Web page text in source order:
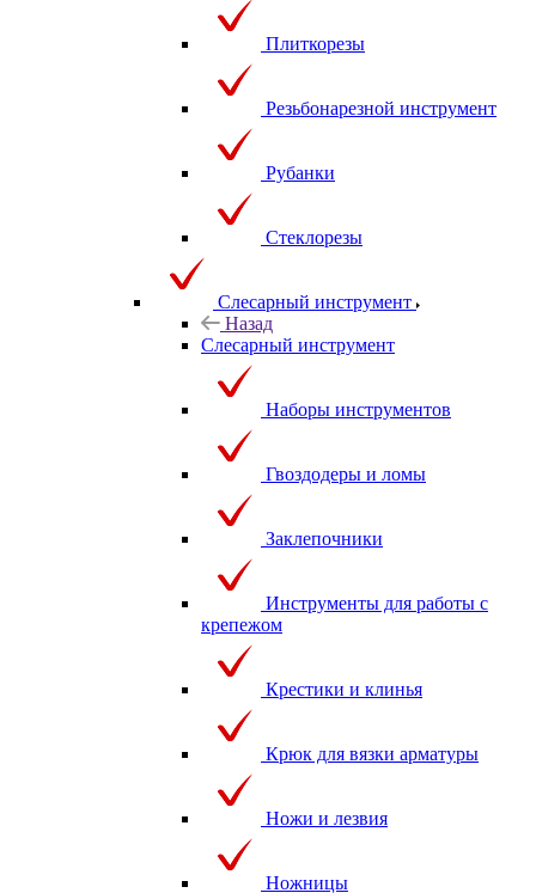
Плиткорезы
Резьбонарезной инструмент
Рубанки
Стеклорезы
Слесарный инструмент
Назад
Слесарный инструмент
Наборы инструментов
Гвоздодеры и ломы
Заклепочники
Инструменты для работы с
крепежом
Крестики и клинья
Крюк для вязки арматуры
Ножи и лезвия
Ножницы